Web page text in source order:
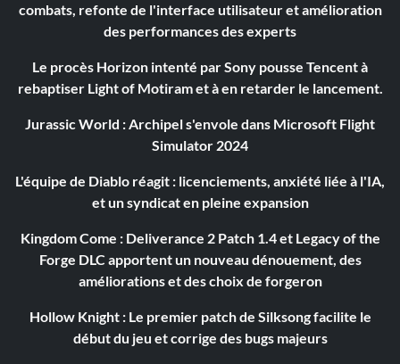
combats, refonte de l'interface utilisateur et amélioration
des performances des experts
Le procès Horizon intenté par Sony pousse Tencent à
rebaptiser Light of Motiram et à en retarder le lancement.
Jurassic World : Archipel s'envole dans Microsoft Flight
Simulator 2024
L'équipe de Diablo réagit : licenciements, anxiété liée à l'IA,
et un syndicat en pleine expansion
Kingdom Come : Deliverance 2 Patch 1.4 et Legacy of the
Forge DLC apportent un nouveau dénouement, des
améliorations et des choix de forgeron
Hollow Knight : Le premier patch de Silksong facilite le
début du jeu et corrige des bugs majeurs